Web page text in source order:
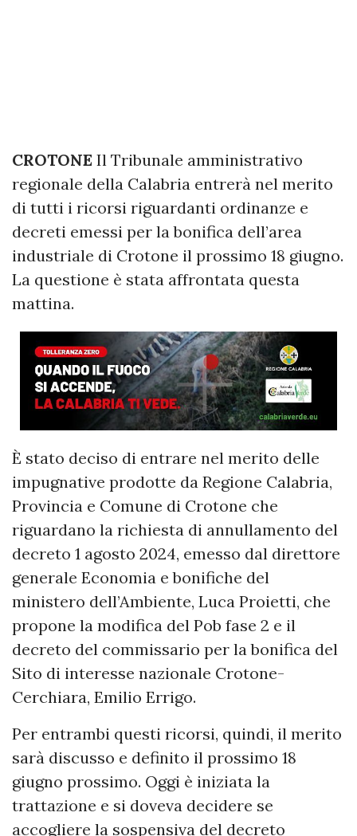
CROTONE Il Tribunale amministrativo
regionale della Calabria entrerà nel merito
di tutti i ricorsi riguardanti ordinanze e
decreti emessi per la bonifica dell’area
industriale di Crotone il prossimo 18 giugno.
La questione è stata affrontata questa
mattina.
È stato deciso di entrare nel merito delle
impugnative prodotte da Regione Calabria,
Provincia e Comune di Crotone che
riguardano la richiesta di annullamento del
decreto 1 agosto 2024, emesso dal direttore
generale Economia e bonifiche del
ministero dell’Ambiente, Luca Proietti, che
propone la modifica del Pob fase 2 e il
decreto del commissario per la bonifica del
Sito di interesse nazionale Crotone-
Cerchiara, Emilio Errigo.
Per entrambi questi ricorsi, quindi, il merito
sarà discusso e definito il prossimo 18
giugno prossimo. Oggi è iniziata la
trattazione e si doveva decidere se
accogliere la sospensiva del decreto